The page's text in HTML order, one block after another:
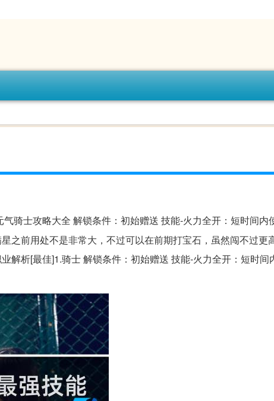
骑士攻略大全 解锁条件：初始赠送 技能-火力全开：短时间内
之前用处不是非常大，不过可以在前期打宝石，虽然闯不过更
解析[最佳]1.骑士 解锁条件：初始赠送 技能-火力全开：短时间